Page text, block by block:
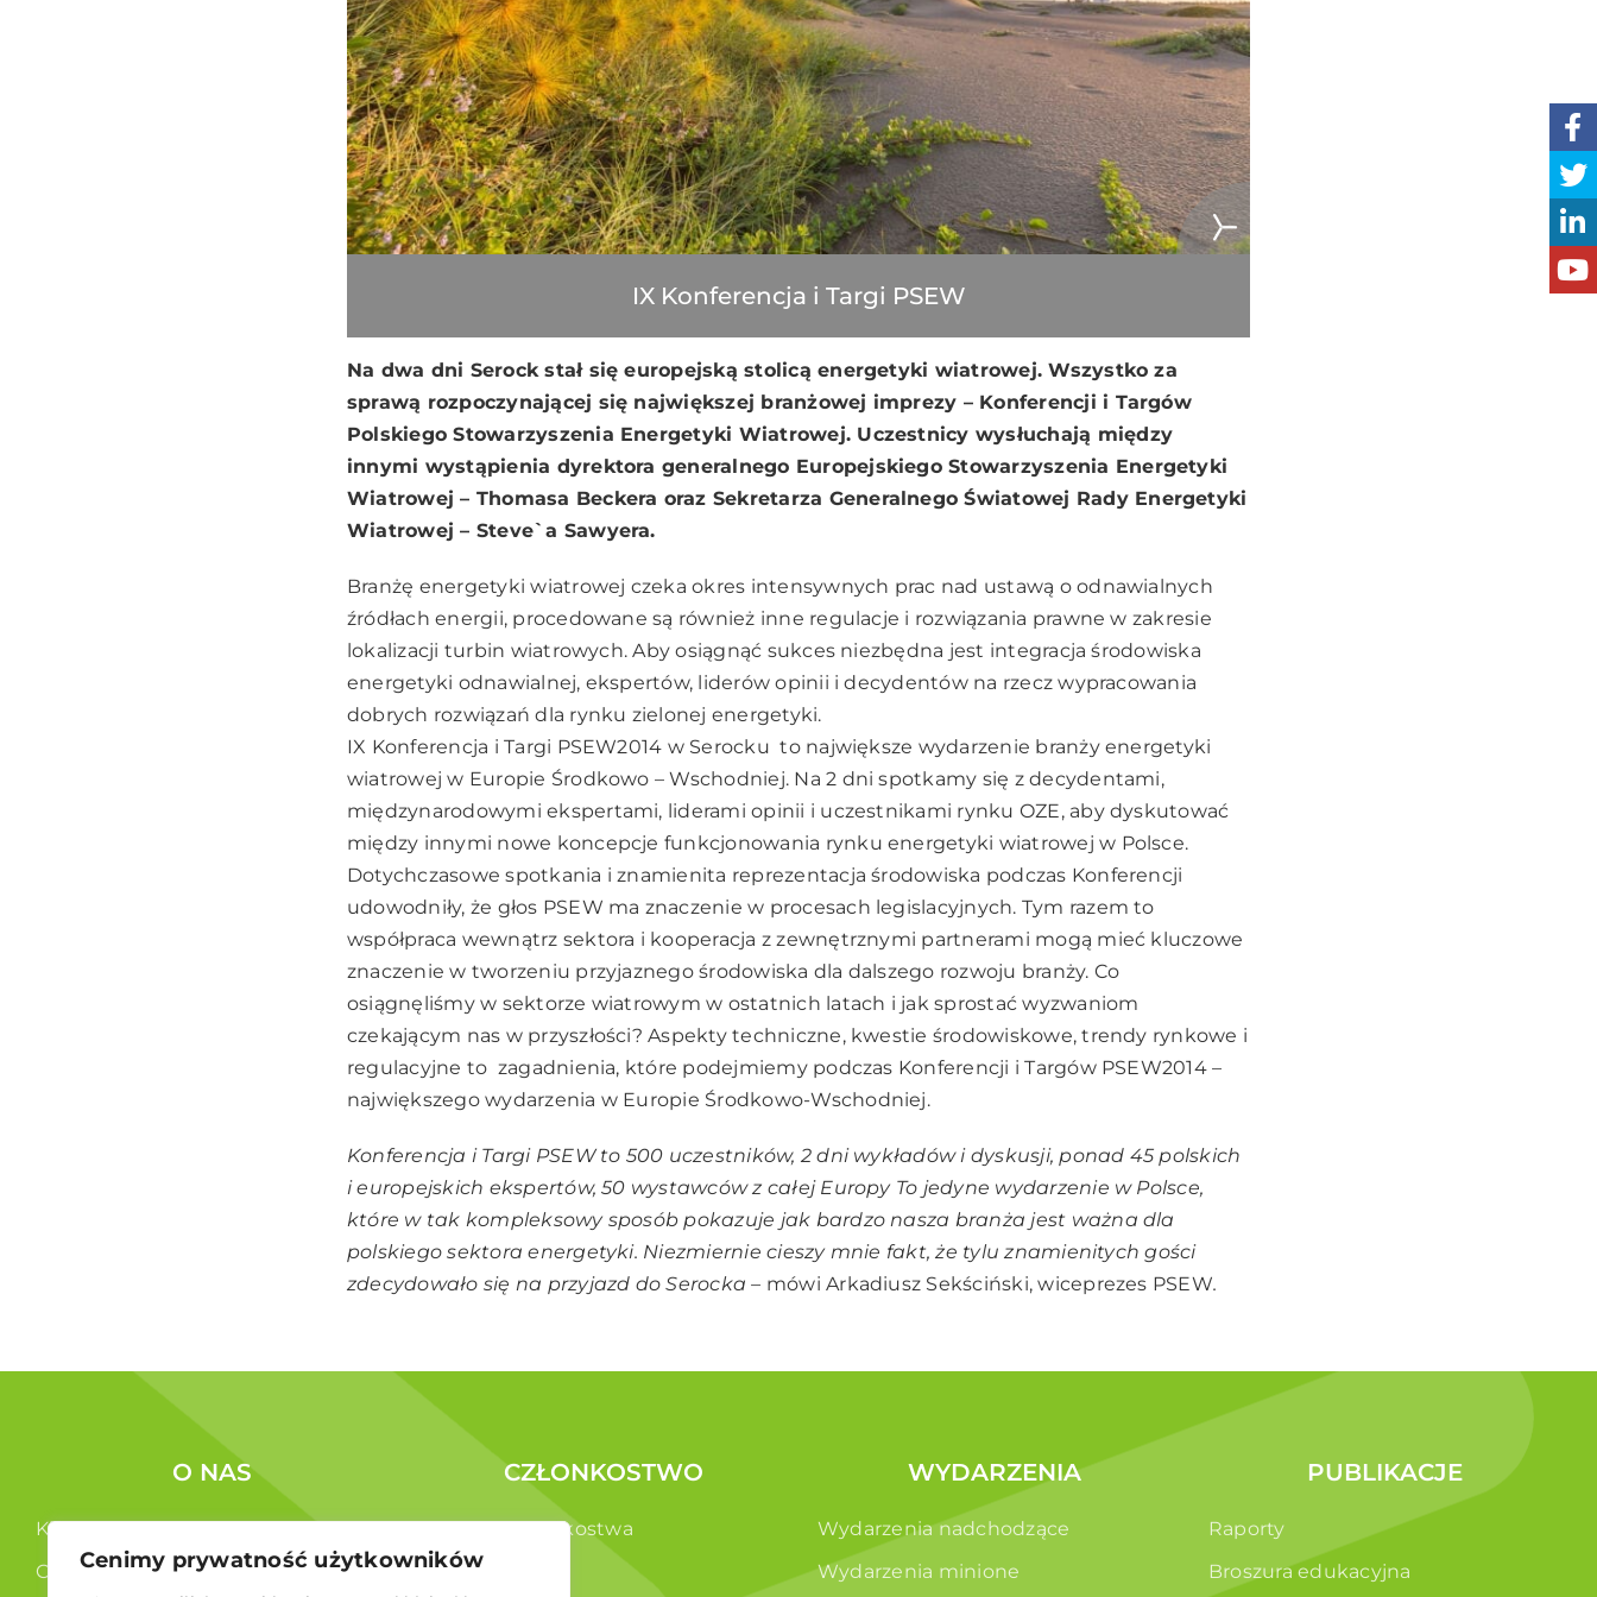
Cenimy prywatność użytkowników
IX Konferencja i Targi PSEW
Na dwa dni Serock stał się europejską stolicą energetyki wiatrowej. Wszystko za
sprawą rozpoczynającej się największej branżowej imprezy – Konferencji i Targów
Polskiego Stowarzyszenia Energetyki Wiatrowej. Uczestnicy wysłuchają między
innymi wystąpienia dyrektora generalnego Europejskiego Stowarzyszenia Energetyki
Wiatrowej – Thomasa Beckera oraz Sekretarza Generalnego Światowej Rady Energetyki
Wiatrowej – Steve`a Sawyera.
Branżę energetyki wiatrowej czeka okres intensywnych prac nad ustawą o odnawialnych
źródłach energii, procedowane są również inne regulacje i rozwiązania prawne w zakresie
lokalizacji turbin wiatrowych. Aby osiągnąć sukces niezbędna jest integracja środowiska
energetyki odnawialnej, ekspertów, liderów opinii i decydentów na rzecz wypracowania
dobrych rozwiązań dla rynku zielonej energetyki.
IX Konferencja i Targi PSEW2014 w Serocku to największe wydarzenie branży energetyki
wiatrowej w Europie Środkowo – Wschodniej. Na 2 dni spotkamy się z decydentami,
międzynarodowymi ekspertami, liderami opinii i uczestnikami rynku OZE, aby dyskutować
między innymi nowe koncepcje funkcjonowania rynku energetyki wiatrowej w Polsce.
Dotychczasowe spotkania i znamienita reprezentacja środowiska podczas Konferencji
udowodniły, że głos PSEW ma znaczenie w procesach legislacyjnych. Tym razem to
współpraca wewnątrz sektora i kooperacja z zewnętrznymi partnerami mogą mieć kluczowe
znaczenie w tworzeniu przyjaznego środowiska dla dalszego rozwoju branży. Co
osiągnęliśmy w sektorze wiatrowym w ostatnich latach i jak sprostać wyzwaniom
czekającym nas w przyszłości? Aspekty techniczne, kwestie środowiskowe, trendy rynkowe i
regulacyjne to zagadnienia, które podejmiemy podczas Konferencji i Targów PSEW2014 –
największego wydarzenia w Europie Środkowo-Wschodniej.
Konferencja i Targi PSEW to 500 uczestników, 2 dni wykładów i dyskusji, ponad 45 polskich
i europejskich ekspertów, 50 wystawców z całej Europy To jedyne wydarzenie w Polsce,
które w tak kompleksowy sposób pokazuje jak bardzo nasza branża jest ważna dla
polskiego sektora energetyki. Niezmiernie cieszy mnie fakt, że tylu znamienitych gości
zdecydowało się na przyjazd do Serocka – mówi Arkadiusz Sekściński, wiceprezes PSEW.
O NAS
Kim jesteśmy ?
Co robimy ?
CZŁONKOSTWO
Korzyści członkostwa
Członkowie
WYDARZENIA
Wydarzenia nadchodzące
Wydarzenia minione
PUBLIKACJE
Raporty
Broszura edukacyjna